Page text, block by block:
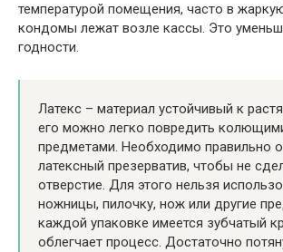
температурой помещения, часто в
кондомы лежат возле кассы. Это
годности.
Латекс – материал устойчивый к
его можно легко повредить
предметами. Необходимо правильно
латексный презерватив, чтобы не
отверстие. Для этого нельзя
ножницы, пилочку, нож или другие
каждой упаковке имеется зубчатый
облегчает процесс. Достаточно